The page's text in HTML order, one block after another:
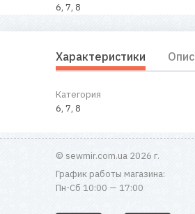
6, 7, 8
Характеристики
Категория
6, 7, 8
© sewmir.com.ua 2026 г.
График работы магазина:
Пн-Сб 10:00 — 17:00